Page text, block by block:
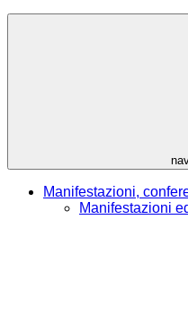
Manifestazioni,
Manifestazioni